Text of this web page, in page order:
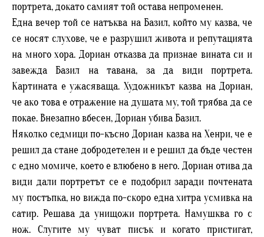
портрета, докато самият той остава непроменен.
Една вечер той се натъква на Базил, който му казва, че
се носят слухове, че е разрушил живота и репутацията
на много хора. Дориан отказва да признае вината си и
завежда Базил на тавана, за да види портрета.
Картината е ужасяваща. Художникът казва на Дориан,
че ако това е отражение на душата му, той трябва да се
покае. Внезапно вбесен, Дориан убива Базил.
Няколко седмици по-късно Дориан казва на Хенри, че е
решил да стане добродетелен и е решил да бъде честен
с едно момиче, което е влюбено в него. Дориан отива да
види дали портретът се е подобрил заради почтената
му постъпка, но вижда по-скоро една хитра усмивка на
сатир. Решава да унищожи портрета. Намушква го с
нож. Слугите му чуват писък и когато пристигат,